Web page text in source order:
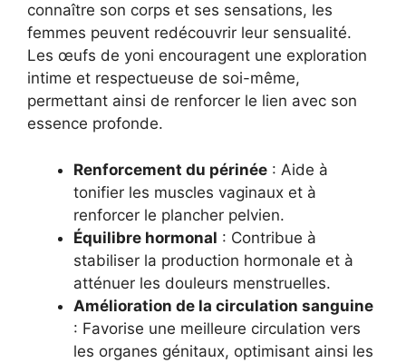
connaître son corps et ses sensations, les
femmes peuvent redécouvrir leur sensualité.
Les œufs de yoni encouragent une exploration
intime et respectueuse de soi-même,
permettant ainsi de renforcer le lien avec son
essence profonde.
Renforcement du périnée : Aide à
tonifier les muscles vaginaux et à
renforcer le plancher pelvien.
Équilibre hormonal : Contribue à
stabiliser la production hormonale et à
atténuer les douleurs menstruelles.
Amélioration de la circulation sanguine
: Favorise une meilleure circulation vers
les organes génitaux, optimisant ainsi les